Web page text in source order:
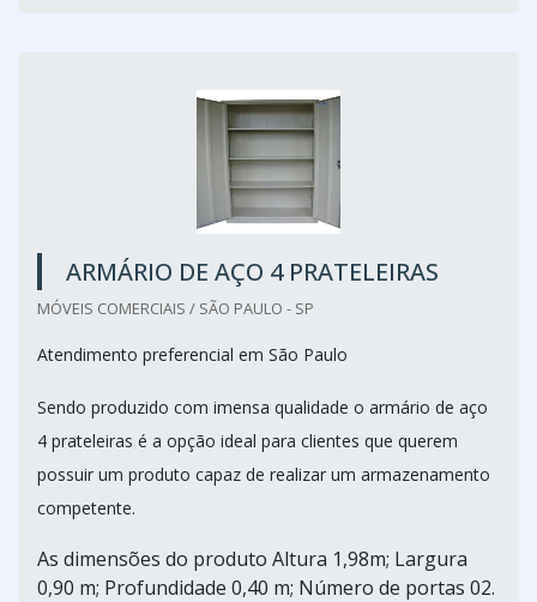
ARMÁRIO DE AÇO 4 PRATELEIRAS
MÓVEIS COMERCIAIS / SÃO PAULO - SP
Atendimento preferencial em São Paulo
Sendo produzido com imensa qualidade o armário de aço
4 prateleiras é a opção ideal para clientes que querem
possuir um produto capaz de realizar um armazenamento
competente.
As dimensões do produto Altura 1,98m; Largura
0,90 m; Profundidade 0,40 m; Número de portas 02.